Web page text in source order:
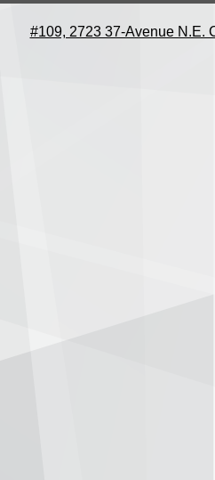
#109, 2723 37-Avenue N.E.